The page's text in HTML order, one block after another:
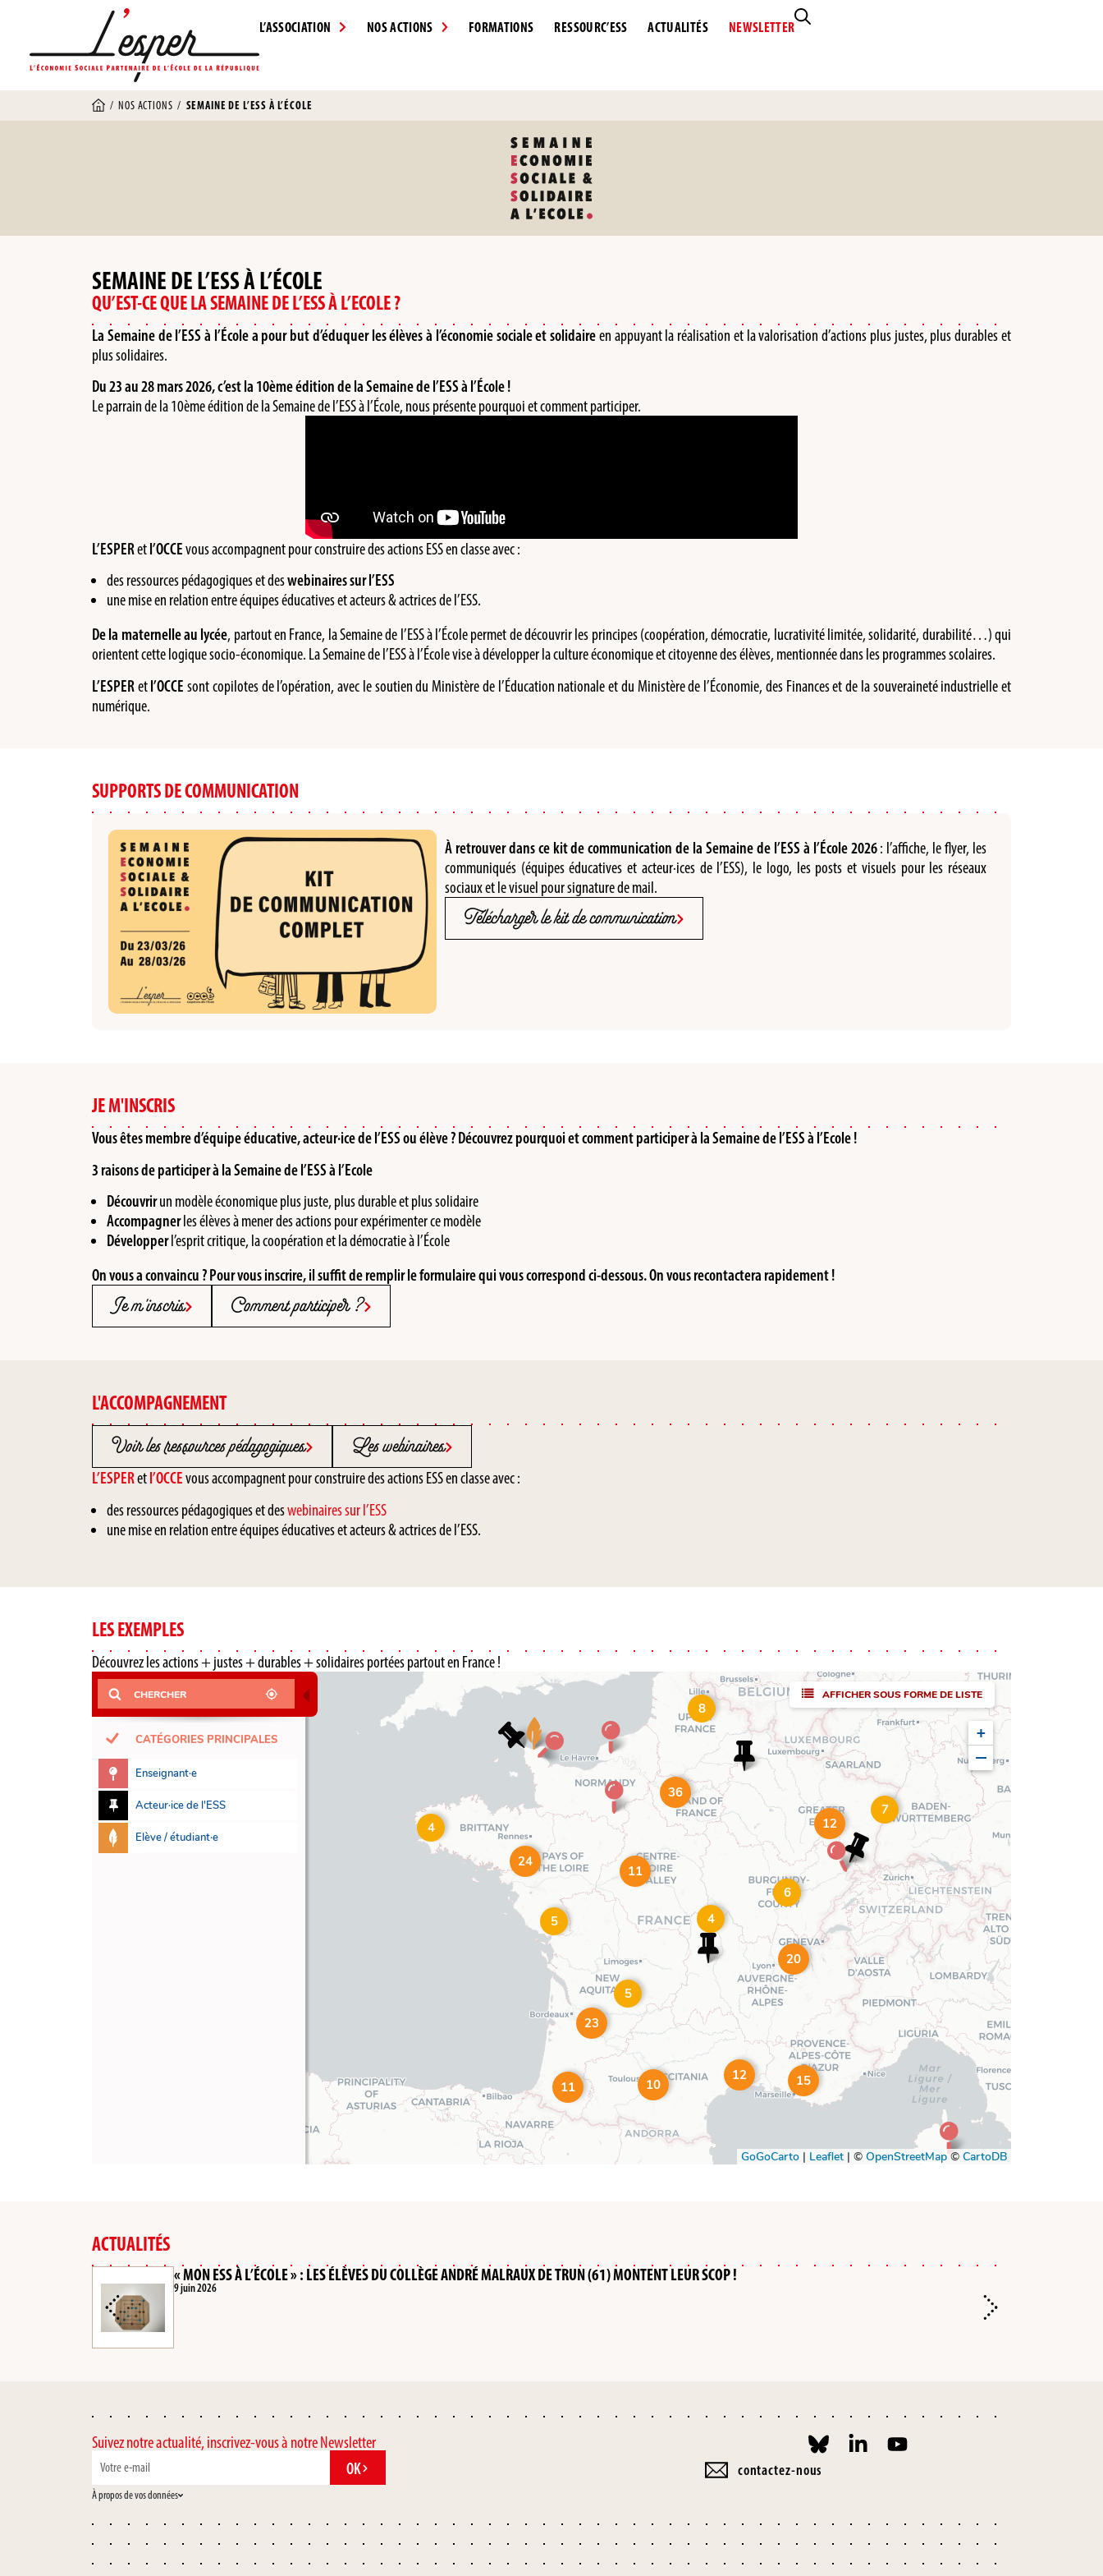
L’ASSOCIATION NOS ACTIONS FORMATIONS RESSOURC’ESS ACTUALITÉS NEWSLETTER
/NOS ACTIONS / SEMAINE DE L’ESS À L’ÉCOLE
SEMAINE DE L’ESS À L’ÉCOLE
QU’EST-CE QUE LA SEMAINE DE L’ESS À L’ECOLE ?
La Semaine de l’ESS à l’École a pour but d’éduquer les élèves à l’économie sociale et solidaireen appuyant la réalisation et la valorisation d’actions plus justes, plus durables et
plus solidaires.
Du 23 au 28 mars 2026, c’est la 10ème édition de la Semaine de l’ESS à l’École !
Le parrain de la 10ème édition de la Semaine de l’ESS à l’École, nous présente pourquoi et comment participer.
L’ESPERetl’OCCEvous accompagnent pour construire des actions ESS en classe avec :
des ressources pédagogiques et deswebinaires sur l’ESS
une mise en relation entre équipes éducatives et acteurs & actrices de l’ESS.
De la maternelle au lycée, partout en France, la Semaine de l’ESS à l’École permet de découvrir les principes (coopération, démocratie, lucrativité limitée, solidarité, durabilité…) qui
orientent cette logique socio-économique. La Semaine de l’ESS à l’École vise à développer la culture économique et citoyenne des élèves, mentionnée dans les programmes scolaires.
L’ESPERetl’OCCE sont copilotes de l’opération, avec le soutien du Ministère de l’Éducation nationale et du Ministère de l’Économie, des Finances et de la souveraineté industrielle et
numérique.
SUPPORTS DE COMMUNICATION
À retrouver dans ce kit de communication de la Semaine de l’ESS à l’École 2026: l’affiche, le flyer, les
communiqués (équipes éducatives et acteur·ices de l’ESS), le logo, les posts et visuels pour les réseaux
sociaux et le visuel pour signature de mail.
Télécharger le kit de communication
JE M'INSCRIS
Vous êtes membre d’équipe éducative, acteur·ice de l’ESS ou élève ? Découvrez pourquoi et comment participer à la Semaine de l’ESS à l’Ecole !
3 raisons de participer à la Semaine de l’ESS à l’Ecole
Découvrirun modèle économique plus juste, plus durable et plus solidaire
Accompagnerles élèves à mener des actions pour expérimenter ce modèle
Développerl’esprit critique, la coopération et la démocratie à l’École
On vous a convaincu ?Pour vous inscrire, il suffit de remplir le formulaire qui vous correspond ci-dessous.On vous recontactera rapidement !
Je m'inscris Comment participer ?
L'ACCOMPAGNEMENT
Voir les ressources pédagogiques Les webinaires
L’ESPERetl’OCCEvous accompagnent pour construire des actions ESS en classe avec :
des ressources pédagogiques et deswebinaires sur l’ESS
une mise en relation entre équipes éducatives et acteurs & actrices de l’ESS.
LES EXEMPLES
Découvrez les actions + justes + durables + solidaires portées partout en France !
ACTUALITÉS
« MON ESS À L’ÉCOLE » : LES ÉLÈVES DU COLLÈGE ANDRÉ MALRAUX DE TRUN (61) MONTENT LEUR SCOP !
9 juin 2026
Suivez notre actualité, inscrivez-vous à notre Newsletter
OK
À propos de vos données
contactez-nous